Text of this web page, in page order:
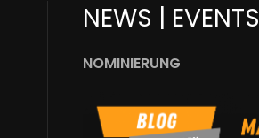
NEWS | EVENTS
NOMINIERUNG